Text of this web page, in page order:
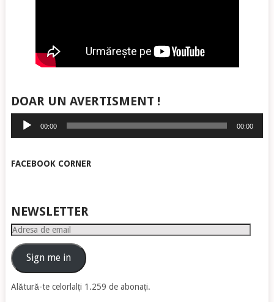
DOAR UN AVERTISMENT !
Player
audio
00:00 00:00
FACEBOOK CORNER
NEWSLETTER
Adresa
emailSign me in
Alătură-te celorlalți 1.259 de abonați.